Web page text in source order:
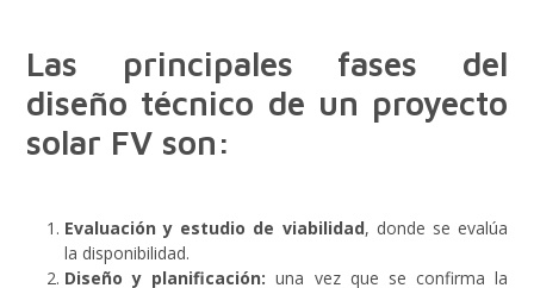
Las principales fases del
diseño técnico de un proyecto
solar FV son:
Evaluación y estudio de viabilidad, donde se evalúa
la disponibilidad.
Diseño y planificación: una vez que se confirma la